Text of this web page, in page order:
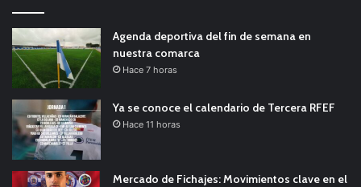
Agenda deportiva del fin de semana en
nuestra comarca
Hace 7 horas
Ya se conoce el calendario de Tercera RFEF
Hace 11 horas
Mercado de Fichajes: Movimientos clave en el